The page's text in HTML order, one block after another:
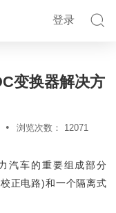

登录
变换器解决方
• 浏览次数： 12071
汽车的重要组成部分
正电路)和一个隔离式